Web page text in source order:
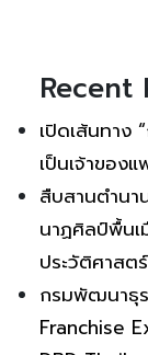
Recent
เปิดเส้นทาง
เป็นเจ้าของ
สืบสานตำนา
นาฏศิลป์พื้น
ประวัติศาส
กรมพัฒนาธุ
Franchise